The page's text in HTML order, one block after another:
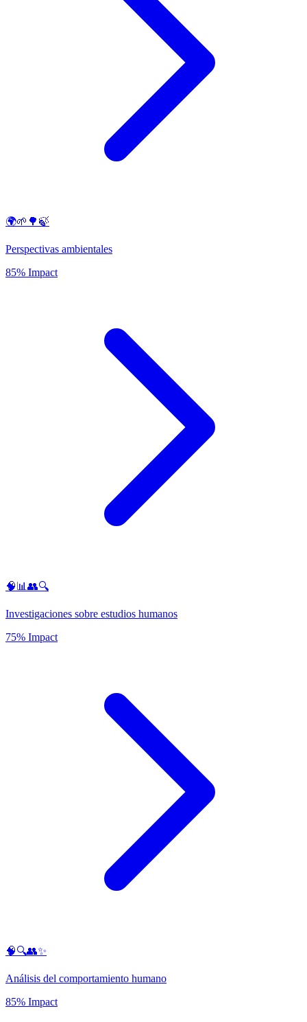
🌍🌱🌳🍃
Perspectivas ambientales
85% Impact
🧠📊👥🔍
Investigaciones sobre estudios humanos
75% Impact
🧠🔍👥✨
Análisis del comportamiento humano
85% Impact